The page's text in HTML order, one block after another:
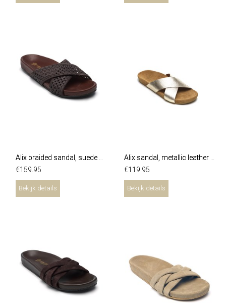
Alix braided sandal, suede pepe
€159 95
Bekijk details
Alix sandal, metallic leather gold
€119 95
Bekijk details